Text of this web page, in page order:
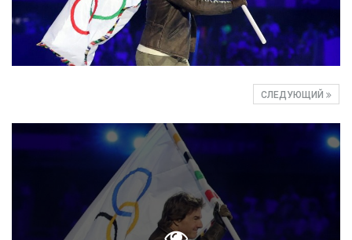
СЛЕДУЮЩИЙ